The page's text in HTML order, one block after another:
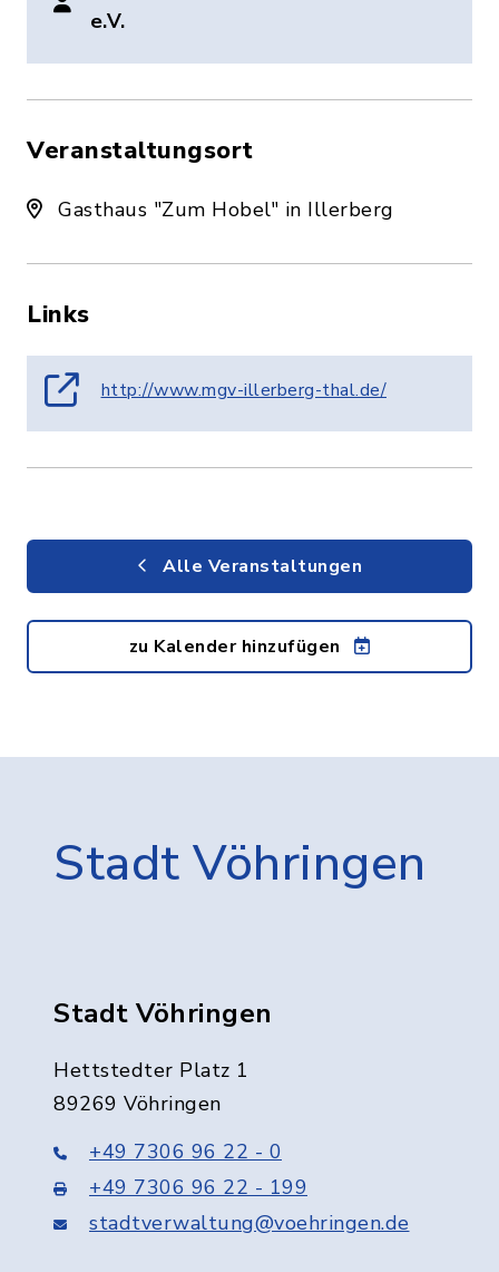
e.V.
Veranstaltungsort
Gasthaus "Zum Hobel" in Illerberg
Links
http://www.mgv-illerberg-thal.de/
Alle Veranstaltungen
zu Kalender hinzufügen
Stadt Vöhringen
Stadt Vöhringen
Hettstedter Platz 1
89269 Vöhringen
+49 7306 96 22 - 0
+49 7306 96 22 - 199
stadtverwaltung@voehringen.de